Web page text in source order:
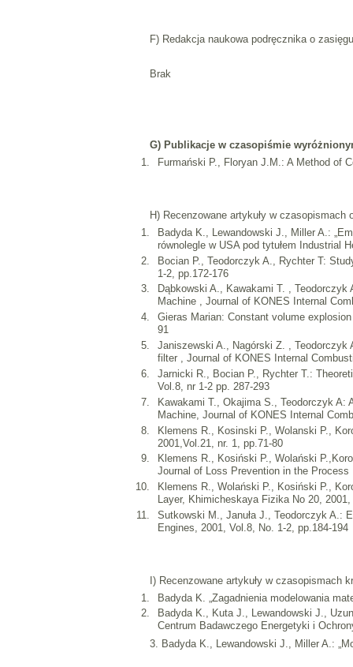
F) Redakcja naukowa podręcznika o
Brak
G) Publikacje w czasopiśmie
Furmański P., Floryan J.M.: A Method of
H) Recenzowane artykuły w czasopismach
Badyda K., Lewandowski J., Miller A.:
równolegle w USA pod tytułem Industrial
Bocian P., Teodorczyk A., Rychter T:
1-2, pp.172-176
Dąbkowski A., Kawakami T. ,
Machine , Journal of KONES Internal
Gieras Marian: Constant volume
91
Janiszewski A., Nagórski Z. , Teodorczyk
filter , Journal of KONES Internal
Jarnicki R., Bocian P., Rychter T.:
Vol.8, nr 1-2 pp. 287-293
Kawakami T., Okajima S., Teodorczyk A:
Machine, Journal of KONES Internal
Klemens R., Kosinski P., Wolanski P.,
2001,Vol.21, nr. 1, pp.71-80
Klemens R., Kosiński P., Wolański
Journal of Loss Prevention in the
Klemens R., Wolański P., Kosiński P.,
Layer, Khimicheskaya Fizika No 20, 2001,
Sutkowski M., Januła J., Teodorczyk A.:
Engines, 2001, Vol.8, No. 1-2, pp.184-194
I) Recenzowane artykuły w czasopismach
Badyda K. „Zagadnienia modelowania
Badyda K., Kuta J., Lewandowski J.,
Centrum Badawczego Energetyki i
3. Badyda K., Lewandowski J., Miller A.: